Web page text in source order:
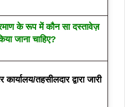
के रूप में कौन सा दस्तावेज़
जाना चाहिए?
तहसीलदार द्वारा जारी